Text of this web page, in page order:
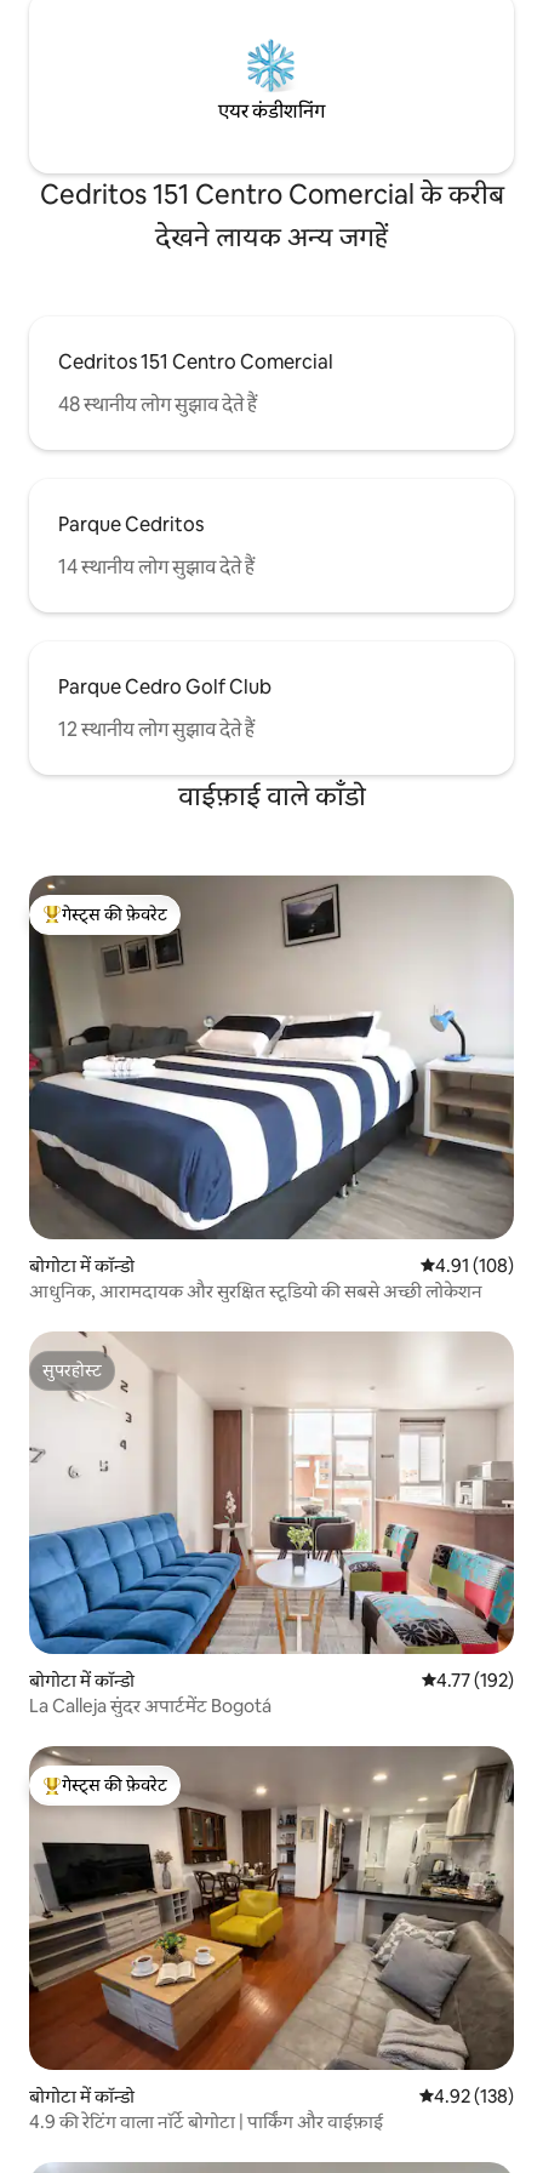
एयर कंडीशनिंग
Cedritos 151 Centro Comercial के करीब
देखने लायक अन्य जगहें
Cedritos 151 Centro Comercial
48 स्थानीय लोग सुझाव देते हैं
Parque Cedritos
14 स्थानीय लोग सुझाव देते हैं
Parque Cedro Golf Club
12 स्थानीय लोग सुझाव देते हैं
वाईफ़ाई वाले काँडो
गेस्ट्स का टॉप फ़ेवरेट
गेस्ट्स की फ़ेवरेट
बोगोटा में कॉन्डो औसत रेटिंग 5 में से
4.91 (108)
आधुनिक, आरामदायक और सुरक्षित स्टूडियो की सबसे अच्छी लोकेशन
सुपरहोस्ट
सुपरहोस्ट
बोगोटा में कॉन्डो औसत रेटिंग 5 में से
4.77 (192)
La Calleja सुंदर अपार्टमेंट Bogotá
गेस्ट्स का टॉप फ़ेवरेट
गेस्ट्स की फ़ेवरेट
बोगोटा में कॉन्डो औसत रेटिंग 5 में से
4.92 (138)
4.9 की रेटिंग वाला नॉर्टे बोगोटा | पार्किंग और वाईफ़ाई